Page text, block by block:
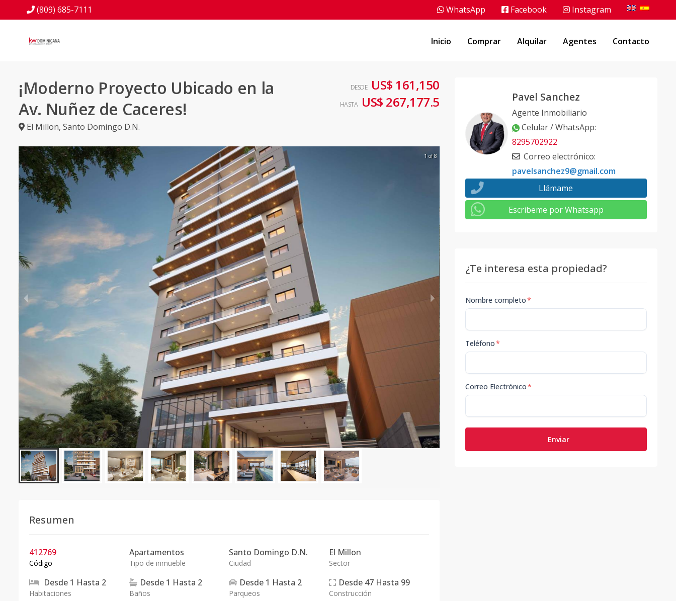
(809) 685-7111 WhatsApp Facebook Instagram
Inicio Comprar Alquilar Agentes Contacto
¡Moderno Proyecto Ubicado en la
Av. Nuñez de Caceres!
El Millon, Santo Domingo D.N.
DESDE US$ 161,150
HASTA US$ 267,177.5
1 of 8
Resumen
412769
Código
Apartamentos
Tipo de inmueble
Santo Domingo D.N.
Ciudad
El Millon
Sector
Desde 1 Hasta 2
Habitaciones
Desde 1 Hasta 2
Baños
Desde 1 Hasta 2
Parqueos
Desde 47 Hasta 99
Construcción
Pavel Sanchez
Agente Inmobiliario
Celular / WhatsApp:
8295702922
Correo electrónico:
pavelsanchez9@gmail.com
Llámame
Escribeme por Whatsapp
¿Te interesa esta propiedad?
Nombre completo*
Teléfono*
Correo Electrónico*
Enviar